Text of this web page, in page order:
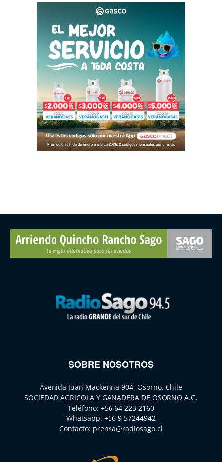
SOBRE NOSOTROS
Avenida Juan Mackenna 904, Osorno, Chile
SOCIEDAD AGRICOLA Y GANADERA DE OSORNO A.G.
Teléfono: +56 64 223 2160
Whatsapp: +56 9 57244942
Contacto: prensa@radiosago.cl